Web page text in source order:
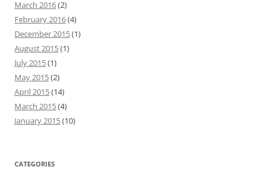
March 2016(2)
February 2016(4)
December 2015(1)
August 2015(1)
July 2015(1)
May 2015(2)
April 2015(14)
March 2015(4)
January 2015(10)
CATEGORIES